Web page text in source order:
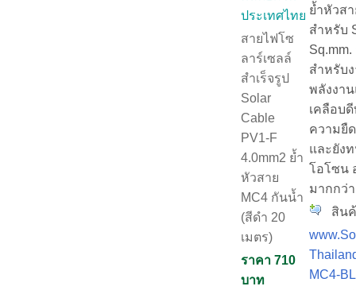
ประเทศไทย
สายไฟโซ
ลาร์เซลล์
สำเร็จรูป
Solar
Cable
PV1-F
4.0mm2 ย้ำ
หัวสาย
MC4 กันน้ำ
(สีดำ 20
เมตร)
ราคา 710
บาท
ย้ำหัวส
สำหรับ
สำหรับ
พลังงา
เคลือบ
ความยื
และยัง
โอโซน
มากกว่
สินค้
MC4-